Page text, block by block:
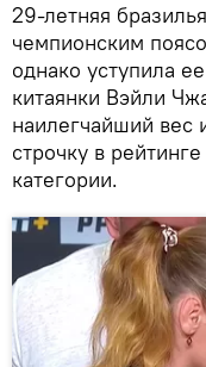
29-летняя
чемпионским
однако уступила
китаянки Вэйли
наилегчайший вес
строчку в
категории.